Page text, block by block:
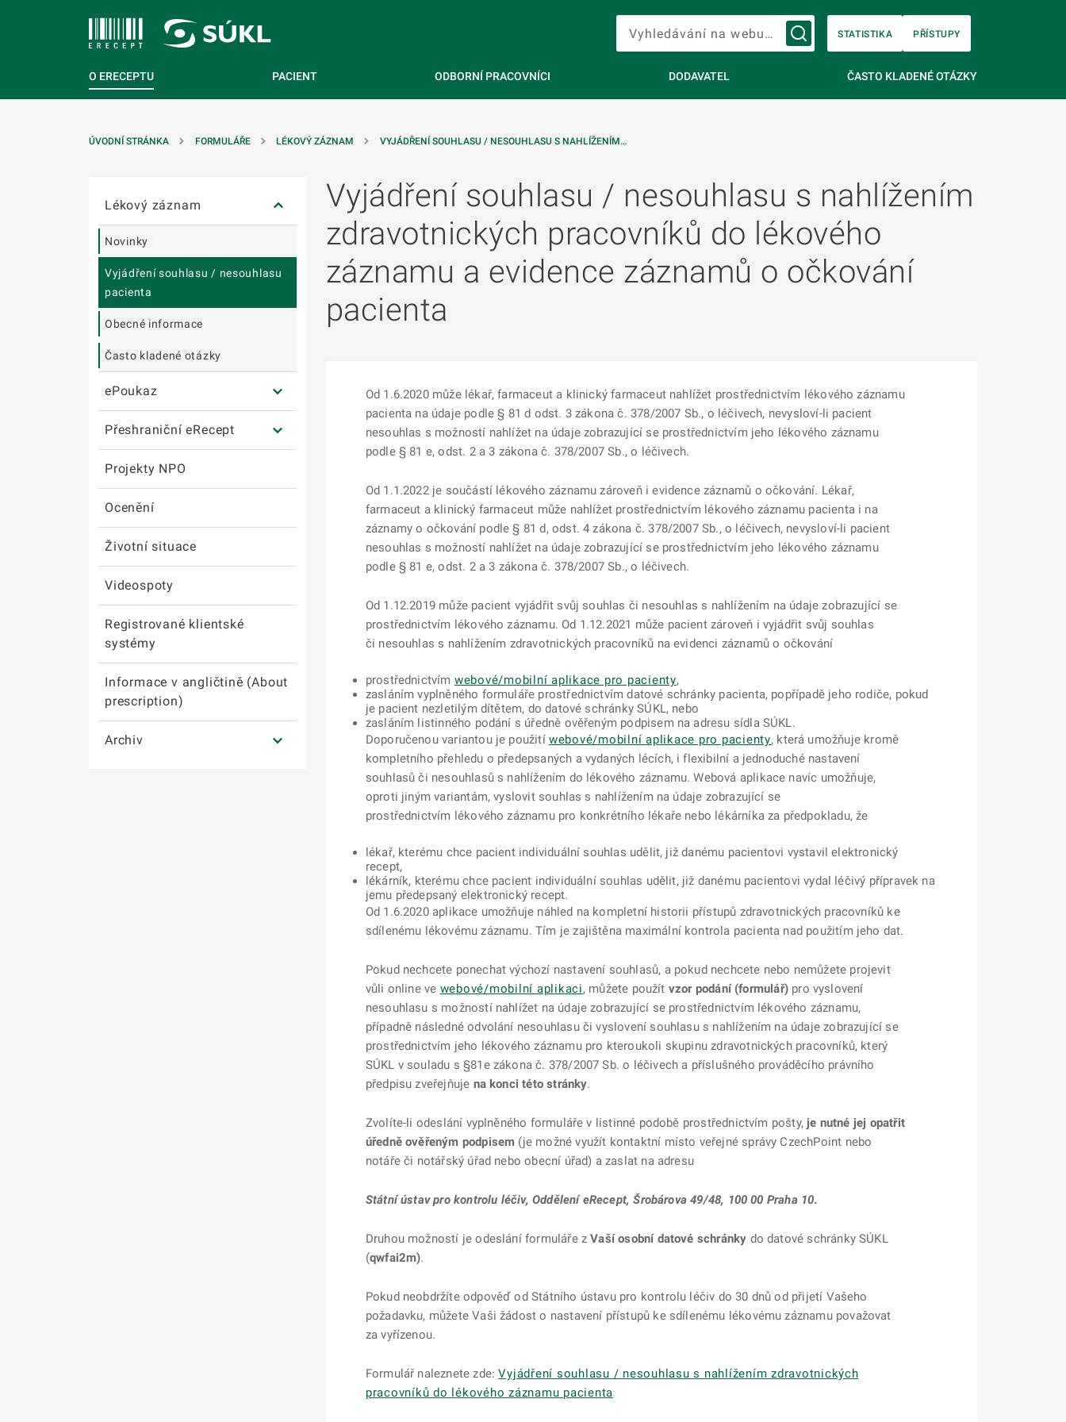
Vyhledávání na webu…
STATISTIKA PŘÍSTUPY
O ERECEPTU PACIENT ODBORNÍ PRACOVNÍCI DODAVATEL ČASTO KLADENÉ OTÁZKY
ÚVODNÍ STRÁNKA FORMULÁŘE LÉKOVÝ ZÁZNAM VYJÁDŘENÍ SOUHLASU / NESOUHLASU S NAHLÍŽENÍM…
Lékový záznam
Novinky
Vyjádření souhlasu / nesouhlasu
pacienta
Obecné informace
Často kladené otázky
ePoukaz
Přeshraniční eRecept
Projekty NPO
Ocenění
Životní situace
Videospoty
Registrované klientské
systémy
Informace v angličtině (About
prescription)
Archiv
Vyjádření souhlasu / nesouhlasu s nahlížením
zdravotnických pracovníků do lékového
záznamu a evidence záznamů o očkování
pacienta
Od 1.6.2020 může lékař, farmaceut a klinický farmaceut nahlížet prostřednictvím lékového záznamu
pacienta na údaje podle § 81 d odst. 3 zákona č. 378/2007 Sb., o léčivech, nevysloví-li pacient
nesouhlas s možností nahlížet na údaje zobrazující se prostřednictvím jeho lékového záznamu
podle § 81 e, odst. 2 a 3 zákona č. 378/2007 Sb., o léčivech.
Od 1.1.2022 je součástí lékového záznamu zároveň i evidence záznamů o očkování. Lékař,
farmaceut a klinický farmaceut může nahlížet prostřednictvím lékového záznamu pacienta i na
záznamy o očkování podle § 81 d, odst. 4 zákona č. 378/2007 Sb., o léčivech, nevysloví-li pacient
nesouhlas s možností nahlížet na údaje zobrazující se prostřednictvím jeho lékového záznamu
podle § 81 e, odst. 2 a 3 zákona č. 378/2007 Sb., o léčivech.
Od 1.12.2019 může pacient vyjádřit svůj souhlas či nesouhlas s nahlížením na údaje zobrazující se
prostřednictvím lékového záznamu. Od 1.12.2021 může pacient zároveň i vyjádřit svůj souhlas
či nesouhlas s nahlížením zdravotnických pracovníků na evidenci záznamů o očkování
prostřednictvím webové/mobilní aplikace pro pacienty,
zasláním vyplněného formuláře prostřednictvím datové schránky pacienta, popřípadě jeho rodiče, pokud
je pacient nezletilým dítětem, do datové schránky SÚKL, nebo
zasláním listinného podání s úředně ověřeným podpisem na adresu sídla SÚKL.
Doporučenou variantou je použití webové/mobilní aplikace pro pacienty, která umožňuje kromě
kompletního přehledu o předepsaných a vydaných lécích, i flexibilní a jednoduché nastavení
souhlasů či nesouhlasů s nahlížením do lékového záznamu. Webová aplikace navíc umožňuje,
oproti jiným variantám, vyslovit souhlas s nahlížením na údaje zobrazující se
prostřednictvím lékového záznamu pro konkrétního lékaře nebo lékárníka za předpokladu, že
lékař, kterému chce pacient individuální souhlas udělit, již danému pacientovi vystavil elektronický
recept,
lékárník, kterému chce pacient individuální souhlas udělit, již danému pacientovi vydal léčivý přípravek na
jemu předepsaný elektronický recept.
Od 1.6.2020 aplikace umožňuje náhled na kompletní historii přístupů zdravotnických pracovníků ke
sdílenému lékovému záznamu. Tím je zajištěna maximální kontrola pacienta nad použitím jeho dat.
Pokud nechcete ponechat výchozí nastavení souhlasů, a pokud nechcete nebo nemůžete projevit
vůli online ve webové/mobilní aplikaci, můžete použít vzor podání (formulář)pro vyslovení
nesouhlasu s možností nahlížet na údaje zobrazující se prostřednictvím lékového záznamu,
případně následné odvolání nesouhlasu či vyslovení souhlasu s nahlížením na údaje zobrazující se
prostřednictvím jeho lékového záznamu pro kteroukoli skupinu zdravotnických pracovníků, který
SÚKL v souladu s §81e zákona č. 378/2007 Sb. o léčivech a příslušného prováděcího právního
předpisu zveřejňuje na konci této stránky.
Zvolíte-li odeslání vyplněného formuláře v listinné podobě prostřednictvím pošty, je nutné jej opatřit
úředně ověřeným podpisem (je možné využít kontaktní místo veřejné správy CzechPoint nebo
notáře či notářský úřad nebo obecní úřad) a zaslat na adresu
Státní ústav pro kontrolu léčiv, Oddělení eRecept, Šrobárova 49/48, 100 00 Praha 10.
Druhou možností je odeslání formuláře zVaší osobní datové schránky do datové schránky SÚKL
(qwfai2m).
Pokud neobdržíte odpověď od Státního ústavu pro kontrolu léčiv do 30 dnů od přijetí Vašeho
požadavku, můžete Vaši žádost o nastavení přístupů ke sdílenému lékovému záznamu považovat
za vyřízenou.
Formulář naleznete zde:Vyjádření souhlasu / nesouhlasu s nahlížením zdravotnických
pracovníků do lékového záznamu pacienta